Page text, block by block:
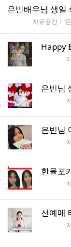
은빈배우님 생일
자유공간
Happy
티오
은빈님
자유
은빈님
자유
한율포
자유
선예매
자유